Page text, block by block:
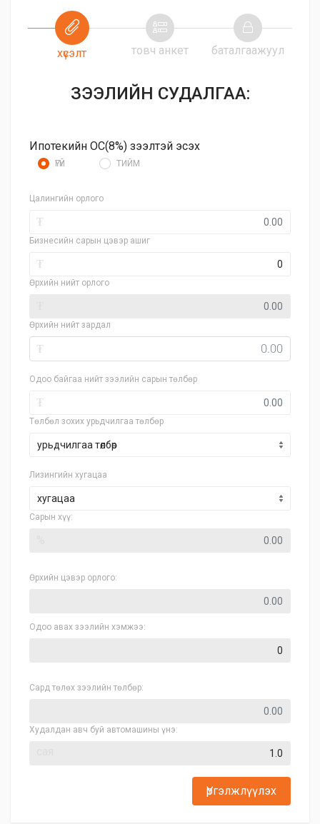
хүсэлт товч анкет баталгаажуул
ЗЭЭЛИЙН СУДАЛГАА:
Ипотекийн ОС(8%) зээлтэй эсэх
ҮГҮЙ ТИЙМ
Цалингийн орлого
₮
Бизнесийн сарын цэвэр ашиг
₮
Өрхийн нийт орлого
Өрхийн нийт зардал
₮
Одоо байгаа нийт зээлийн сарын төлбөр
₮
Төлбөл зохих урьдчилгаа төлбөр
Лизингийн хугацаа
хугацаа
Сарын хүү:
Өрхийн цэвэр орлого:
Одоо авах зээлийн хэмжээ:
Сард төлөх зээлийн төлбөр:
Худалдан авч буй автомашины үнэ:
Үргэлжлүүлэх